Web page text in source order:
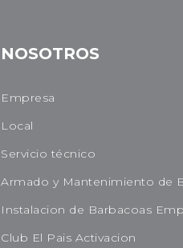
NOSOTROS
Empresa
Local
Servicio técnico
Armado y Mantenimiento de
Instalacion de Barbacoas
Club El Pais Activacion